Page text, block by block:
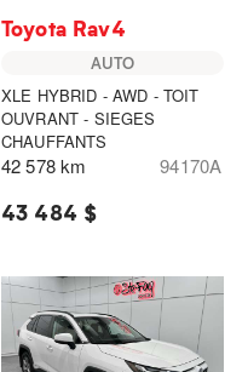
Toyota Rav4
AUTO
XLE HYBRID - AWD - TOIT
OUVRANT - SIEGES
CHAUFFANTS
42 578 km 94170A
43 484 $